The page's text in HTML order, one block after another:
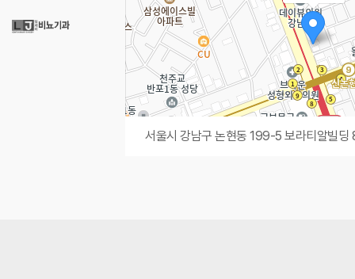
서울시 강남구 논현동 199-5 보라티알빌딩